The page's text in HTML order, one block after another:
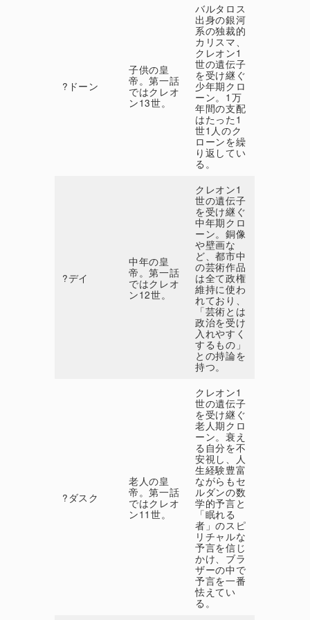
?ドーン
子供の皇
帝。第一話
ではクレオ
ン13世。
バルタロス
出身の銀河
系の独裁的
カリスマ、
クレオン1
世の遺伝子
を受け継ぐ
少年期クロ
ーン。1万
年間の支配
はたった1
世1人のク
ローンを繰
り返してい
る。
?デイ
中年の皇
帝。第一話
ではクレオ
ン12世。
クレオン1
世の遺伝子
を受け継ぐ
中年期クロ
ーン。銅像
や壁画な
ど、都市中
の芸術作品
は全て政権
維持に使わ
れており、
「芸術とは
政治を受け
入れやすく
するもの」
との持論を
持つ。
?ダスク
老人の皇
帝。第一話
ではクレオ
ン11世。
クレオン1
世の遺伝子
を受け継ぐ
老人期クロ
ーン。衰え
る自分を不
安視し、人
生経験豊富
ながらもセ
ルダンの数
学的予言と
「眠れる
者」のスピ
リチャルな
予言を信じ
かけ、ブラ
ザーの中で
予言を一番
怯えてい
る。